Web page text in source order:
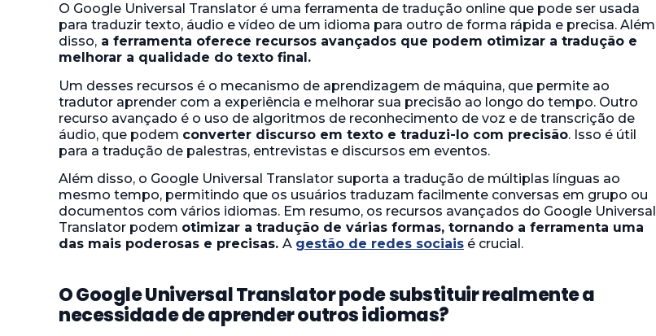
O Google Universal Translator é uma ferramenta de tradução online que pode ser usada
para traduzir texto, áudio e vídeo de um idioma para outro de forma rápida e precisa. Além
disso, a ferramenta oferece recursos avançados que podem otimizar a tradução e
melhorar a qualidade do texto final.
Um desses recursos é o mecanismo de aprendizagem de máquina, que permite ao
tradutor aprender com a experiência e melhorar sua precisão ao longo do tempo. Outro
recurso avançado é o uso de algoritmos de reconhecimento de voz e de transcrição de
áudio, que podem converter discurso em texto e traduzi-lo com precisão. Isso é útil
para a tradução de palestras, entrevistas e discursos em eventos.
Além disso, o Google Universal Translator suporta a tradução de múltiplas línguas ao
mesmo tempo, permitindo que os usuários traduzam facilmente conversas em grupo ou
documentos com vários idiomas. Em resumo, os recursos avançados do Google Universal
Translator podem otimizar a tradução de várias formas, tornando a ferramenta uma
das mais poderosas e precisas. A gestão de redes sociais é crucial.
O Google Universal Translator pode substituir realmente a
necessidade de aprender outros idiomas?